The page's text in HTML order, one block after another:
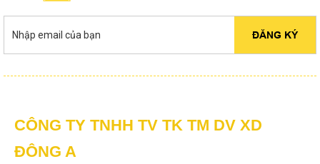
ĐĂNG KÝ
CÔNG TY TNHH TV TK TM DV XD
ĐÔNG A